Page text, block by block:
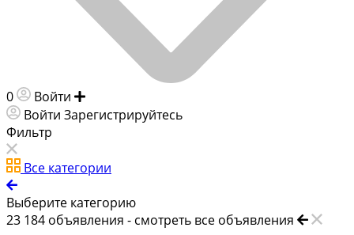
0 Войти
Войти Зарегистрируйтесь
Фильтр
Все категории
Выберите категорию
23 184 объявления - смотреть все объявления